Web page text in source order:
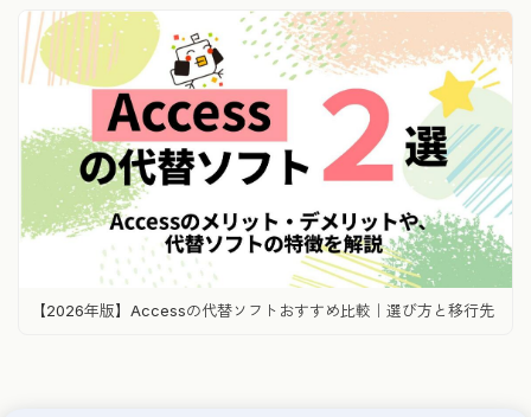
【2026年版】Accessの代替ソフトおすすめ比較｜選び方と移行先